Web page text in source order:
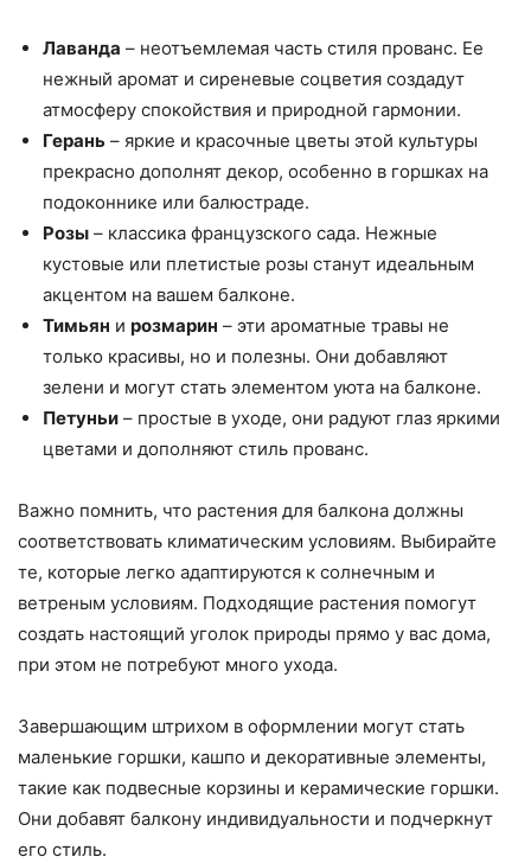
Лаванда – неотъемлемая часть стиля прованс. Ее
нежный аромат и сиреневые соцветия создадут
атмосферу спокойствия и природной гармонии.
Герань – яркие и красочные цветы этой культуры
прекрасно дополнят декор, особенно в горшках на
подоконнике или балюстраде.
Розы – классика французского сада. Нежные
кустовые или плетистые розы станут идеальным
акцентом на вашем балконе.
Тимьян и розмарин – эти ароматные травы не
только красивы, но и полезны. Они добавляют
зелени и могут стать элементом уюта на балконе.
Петуньи – простые в уходе, они радуют глаз яркими
цветами и дополняют стиль прованс.
Важно помнить, что растения для балкона должны
соответствовать климатическим условиям. Выбирайте
те, которые легко адаптируются к солнечным и
ветреным условиям. Подходящие растения помогут
создать настоящий уголок природы прямо у вас дома,
при этом не потребуют много ухода.
Завершающим штрихом в оформлении могут стать
маленькие горшки, кашпо и декоративные элементы,
такие как подвесные корзины и керамические горшки.
Они добавят балкону индивидуальности и подчеркнут
его стиль.